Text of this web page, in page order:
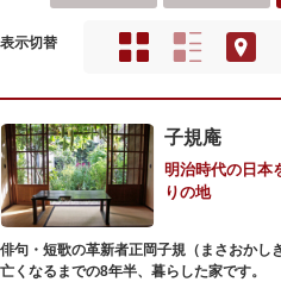
表示切替
子規庵
明治時代の日
りの地
俳句・短歌の革新者正岡子規（まさおかし
亡くなるまでの8年半、暮らした家です。